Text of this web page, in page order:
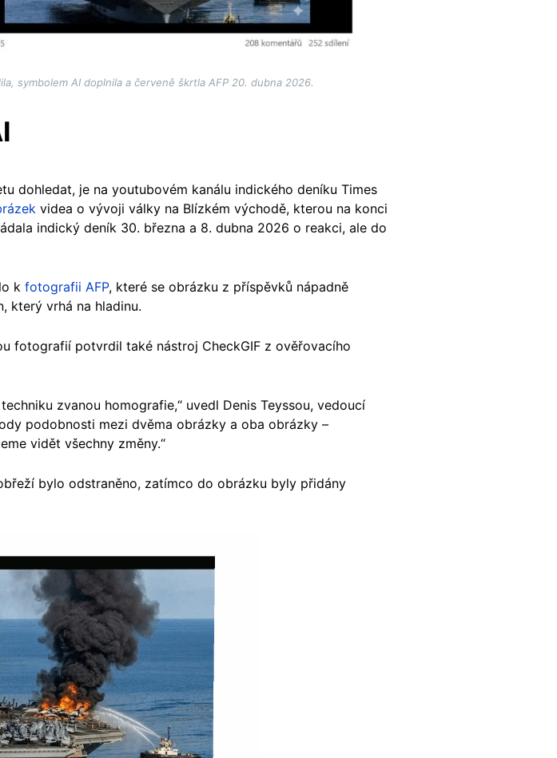
symbolem AI doplnila a červeně škrtla AFP 20. dubna 2026.
dohledat, je na youtubovém kanálu indického deníku Times
videa o vývoji války na Blízkém východě, kterou na konci
indický deník 30. března a 8. dubna 2026 o reakci, ale do
k fotografii AFP, které se obrázku z příspěvků nápadně
který vrhá na hladinu.
fotografií potvrdil také nástroj CheckGIF z ověřovacího
zvanou homografie,“ uvedl Denis Teyssou, vedoucí
podobnosti mezi dvěma obrázky a oba obrázky –
vidět všechny změny.“
bylo odstraněno, zatímco do obrázku byly přidány